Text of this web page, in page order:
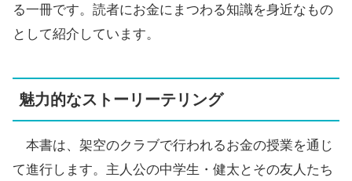
る一冊です。読者にお金にまつわる知識を身近なもの
として紹介しています。
魅力的なストーリーテリング
本書は、架空のクラブで行われるお金の授業を通じ
て進行します。主人公の中学生・健太とその友人たち